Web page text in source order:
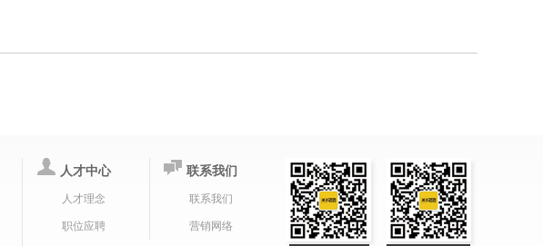
人才中心
人才理念
职位应聘
联系我们
联系我们
营销网络